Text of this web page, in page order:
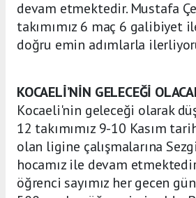
devam etmektedir. Mustafa
takımımız 6 maç 6 galibiyet
doğru emin adımlarla
KOCAELİ’NİN GELECEĞİ
Kocaeli'nin geleceği olarak
12 takımımız 9-10 Kasım
olan ligine çalışmalarına
hocamız ile devam
öğrenci sayımız her gecen